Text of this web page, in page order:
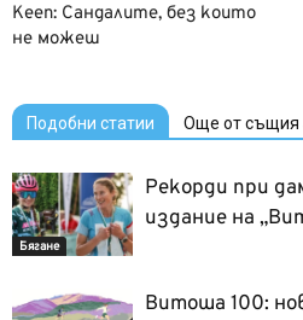
Keen: Сандалите, без които
не можеш
Подобни статии Още от същия
Бягане
Рекорди при
издание на
Витоша 100: